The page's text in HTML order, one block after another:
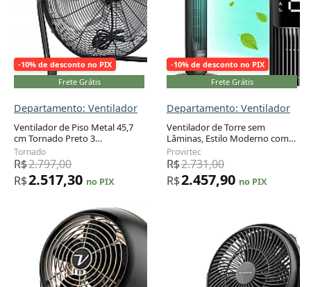
-10% de desconto no PIX
Frete Grátis
Departamento: Ventilador
Ventilador de Piso Metal 45,7
cm Tornado Preto 3
Velocidades Alta Vazão 4150
CFM Inclinação 120° Modelo
HI-FAN-18HVFF-1P-HEX2, 110V
Tornado
R$2.797,00
R$2.517,30 no PIX
-10% de desconto no PIX
Frete Grátis
Departamento: Ventilador
Ventilador de Torre sem
Lâminas, Estilo Moderno com
Oscilação de 120°, 8
Velocidades, Temporizador de
24H, Controle Remoto e APP,
110V
Provirtec
R$2.731,00
R$2.457,90 no PIX
Adicionar ao carrinho Adicionar ao carrinho